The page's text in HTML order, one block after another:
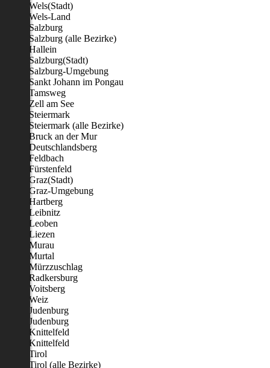
Wels(Stadt)
Wels-Land
Salzburg
Salzburg (alle Bezirke)
Hallein
Salzburg(Stadt)
Salzburg-Umgebung
Sankt Johann im Pongau
Tamsweg
Zell am See
Steiermark
Steiermark (alle Bezirke)
Bruck an der Mur
Deutschlandsberg
Feldbach
Fürstenfeld
Graz(Stadt)
Graz-Umgebung
Hartberg
Leibnitz
Leoben
Liezen
Murau
Murtal
Mürzzuschlag
Radkersburg
Voitsberg
Weiz
Judenburg
Judenburg
Knittelfeld
Knittelfeld
Tirol
Tirol (alle Bezirke)